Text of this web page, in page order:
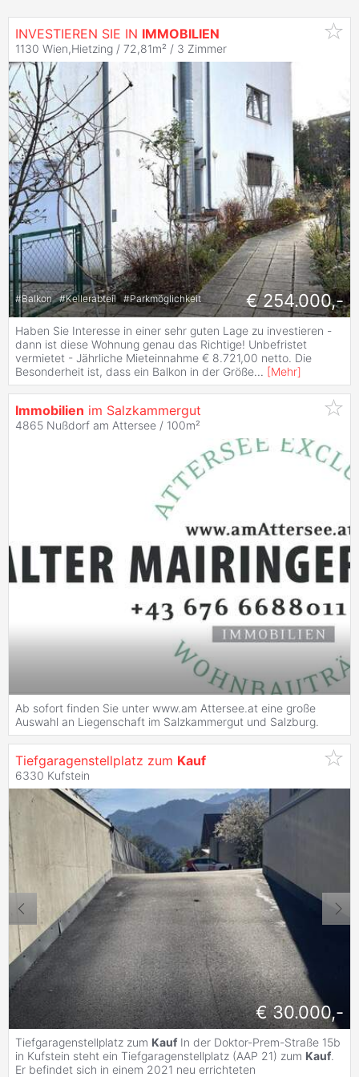
INVESTIEREN SIE IN IMMOBILIEN
1130 Wien,Hietzing / 72,81m² / 3 Zimmer
#Balkon #Kellerabteil #Parkmöglichkeit € 254.000,-
Haben Sie Interesse in einer sehr guten Lage zu investieren -
dann ist diese Wohnung genau das Richtige! Unbefristet
vermietet - Jährliche Mieteinnahme € 8.721,00 netto. Die
Besonderheit ist, dass ein Balkon in der Größe... [Mehr]
Immobilien im Salzkammergut
4865 Nußdorf am Attersee / 100m²
Ab sofort finden Sie unter www.am Attersee.at eine große
Auswahl an Liegenschaft im Salzkammergut und Salzburg.
Tiefgaragenstellplatz zum Kauf
6330 Kufstein
€ 30.000,-
Tiefgaragenstellplatz zum Kauf In der Doktor-Prem-Straße 15b
in Kufstein steht ein Tiefgaragenstellplatz (AAP 21) zum Kauf.
Er befindet sich in einem 2021 neu errichteten